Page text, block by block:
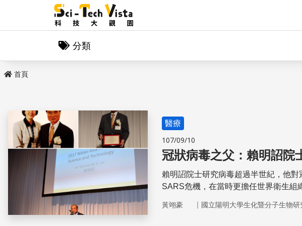
分類
首頁
醫療
107/09/10
冠狀病毒之父：賴明詔院
賴明詔院士研究病毒超過半世紀，他
SARS危機，在當時更擔任世界衛生組
校友稱為「成大文藝復興時期」。
黃翊豪 ｜ 國立陽明大學生化暨分子生物研